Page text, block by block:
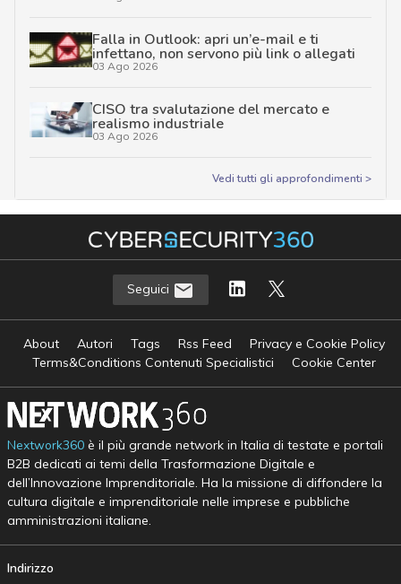
Falla in Outlook: apri un’e-mail e ti
infettano, non servono più link o allegati
03 Ago 2026
CISO tra svalutazione del mercato e
realismo industriale
03 Ago 2026
Vedi tutti gli approfondimenti >
Seguici
About Autori Tags Rss Feed
Privacy e Cookie Policy
Terms&Conditions Contenuti Specialistici
Cookie Center
Nextwork360è il più grande network in Italia di testate e portali
B2B dedicati ai temi della Trasformazione Digitale e
dell’Innovazione Imprenditoriale. Ha la missione di diffondere la
cultura digitale e imprenditoriale nelle imprese e pubbliche
amministrazioni italiane.
Indirizzo